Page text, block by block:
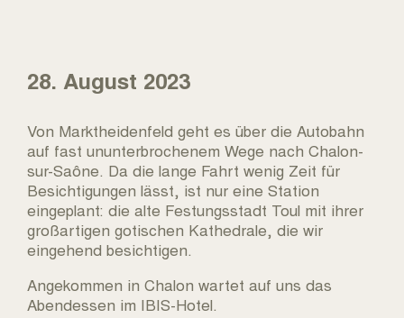
28. August 2023
Von Marktheidenfeld geht es über die Autobahn
auf fast ununterbrochenem Wege nach Chalon-
sur-Saône. Da die lange Fahrt wenig Zeit für
Besichtigungen lässt, ist nur eine Station
eingeplant: die alte Festungsstadt Toul mit ihrer
großartigen gotischen Kathedrale, die wir
eingehend besichtigen.
Angekommen in Chalon wartet auf uns das
Abendessen im IBIS-Hotel.